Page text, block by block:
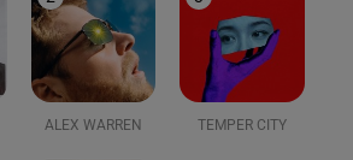
ALEX WARREN TEMPER CITY